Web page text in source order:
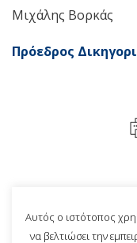
Μιχάλης Βορκάς
Πρόεδρος
Αυτός ο ιστότοπος
να βελτιώσει την